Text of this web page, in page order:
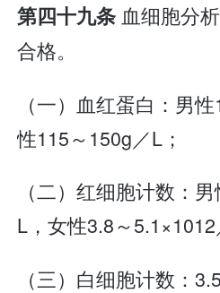
第四十九条血细胞分
合格。
（一）血红蛋白：男
性115～150g／L；
（二）红细胞计数：
L，女性3.8～5.1×1012
（三）白细胞计数：